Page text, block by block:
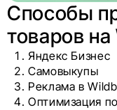
Способы
товаров
Яндекс Бизнес
Самовыкупы
Реклама в
Оптимизация